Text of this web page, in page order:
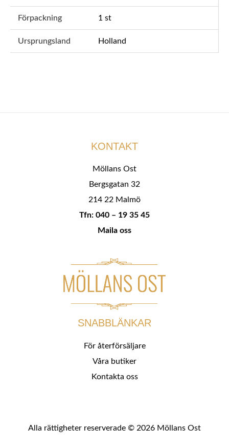
Förpackning 1 st
Ursprungsland Holland
KONTAKT
Möllans Ost
Bergsgatan 32
214 22 Malmö
Tfn: 040 – 19 35 45
Maila oss
SNABBLÄNKAR
För återförsäljare
Våra butiker
Kontakta oss
Alla rättigheter reserverade © 2026 Möllans Ost